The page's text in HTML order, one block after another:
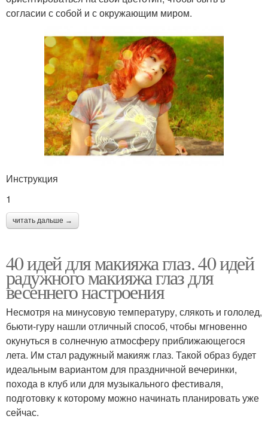
согласии с собой и с окружающим миром.
Инструкция
1
читать дальше →
40 идей для макияжа глаз. 40 идей
радужного макияжа глаз для
весеннего настроения
Несмотря на минусовую температуру, слякоть и гололед,
бьюти-гуру нашли отличный способ, чтобы мгновенно
окунуться в солнечную атмосферу приближающегося
лета. Им стал радужный макияж глаз. Такой образ будет
идеальным вариантом для праздничной вечеринки,
похода в клуб или для музыкального фестиваля,
подготовку к которому можно начинать планировать уже
сейчас.